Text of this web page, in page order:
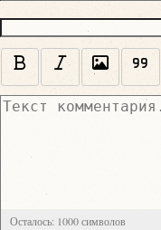
Осталось: 1000символов